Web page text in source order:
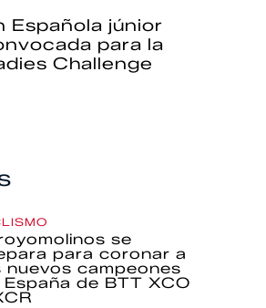
Española júnior
para la
Challenge
se
para coronar a
nuevos campeones
España de BTT XCO